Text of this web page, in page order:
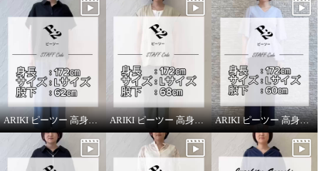
ARIKI ピーツー 高身長スタッフがはいてみました！ ARIKI ピーツー 高身長スタッフがはいてみました！ ARIKI ピーツー 高身長スタッフがはいてみました！